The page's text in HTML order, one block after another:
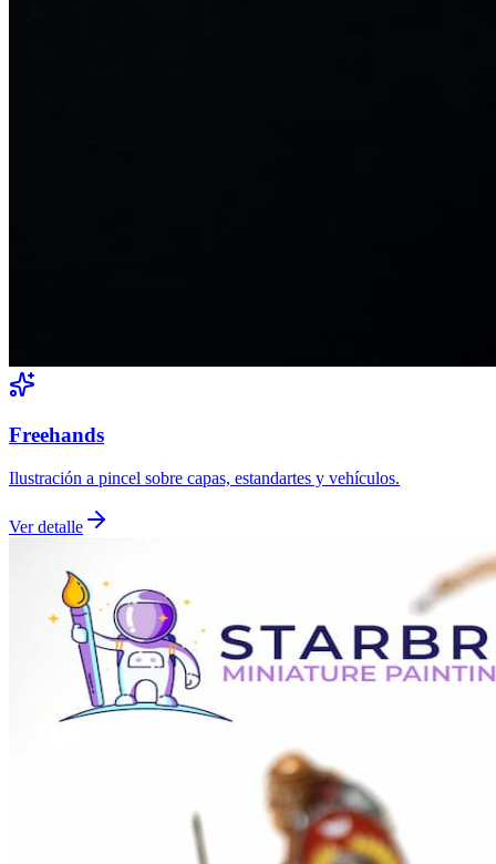
Freehands
Ilustración a pincel sobre capas, estandartes y vehículos.
Ver detalle